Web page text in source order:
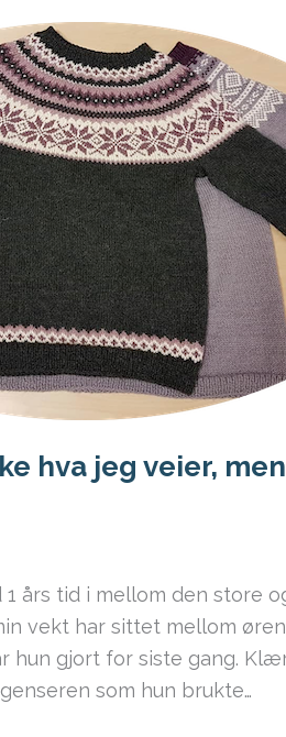
hva jeg veier,
1 års tid i mellom den store
vekt har sittet mellom
hun gjort for siste gang.
som hun brukte…